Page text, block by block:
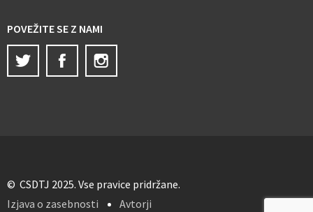
POVEŽITE SE Z NAMI
Twitter
Facebook
© CSDTJ 2025. Vse pravice pridržane.
Izjava o zasebnosti
Avtorji